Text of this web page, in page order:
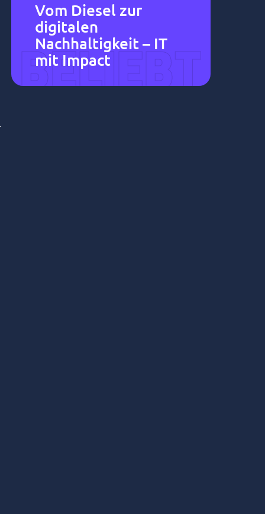
BELIEBT
Vom Diesel zur
digitalen
Nachhaltigkeit – IT
mit Impact